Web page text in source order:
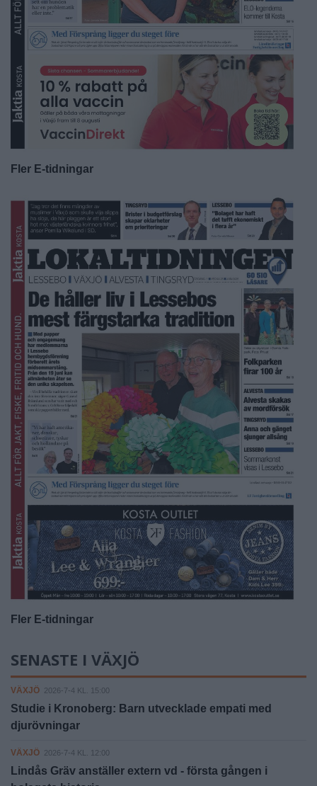
Fler E-tidningar
Fler E-tidningar
SENASTE I VÄXJÖ
VÄXJÖ 2026-7-4 KL. 15:00
Studie i Kronoberg: Barn utvecklade empati med
djurövningar
VÄXJÖ 2026-7-4 KL. 12:00
Lindås Gräv anställer extern vd - första gången i